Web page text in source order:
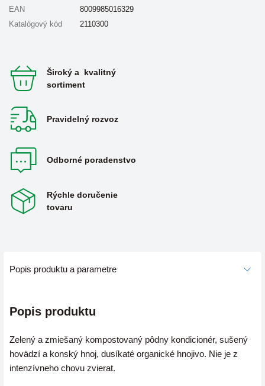
EAN
8009985016329
Katalógový kód
2110300
Široký a kvalitný
sortiment
Pravidelný rozvoz
Odborné poradenstvo
Rýchle doručenie
tovaru
Popis produktu a parametre
Popis produktu
Zelený a zmiešaný kompostovaný pôdny kondicionér, sušený
hovädzí a konský hnoj, dusíkaté organické hnojivo. Nie je z
intenzívneho chovu zvierat.